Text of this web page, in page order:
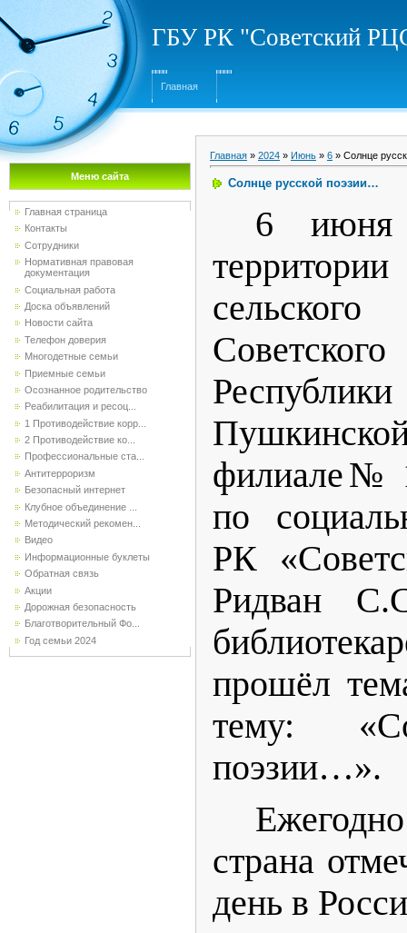
ГБУ РК "Советский
Главная
Меню сайта
Главная страница
Контакты
Сотрудники
Нормативная правовая
документация
Социальная работа
Доска объявлений
Новости сайта
Телефон доверия
Многодетные семьи
Приемные семьи
Осознанное родительство
Реабилитация и ресоц...
1 Противодействие корр...
2 Противодействие ко...
Профессиональные ста...
Антитерроризм
Безопасный интернет
Клубное объединение ...
Методический рекомен...
Видео
Информационные буклеты
Обратная связь
Акции
Дорожная безопасность
Благотворительный Фо...
Год семьи 2024
Главная » 2024 » Июнь » 6 » Солнце
Солнце русской поэзии…
6 июня
филиале№
по
РК
Ридван
прошёл
тему:
поэзии…».
страна
день в